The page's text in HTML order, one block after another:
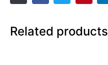
Related products